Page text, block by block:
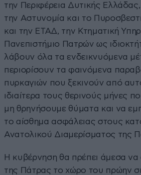
την Περιφέρεια Δυτικής
την Αστυνομία και το
και την ΕΤΑΔ, την Κτηματική
Πανεπιστήμιο Πατρών ως
λάβουν όλα τα ενδεικνυόμενα
περιορίσουν τα φαινόμενα
πυρκαγιών που ξεκινούν από
ιδιαίτερα τους θερινούς μήνες
μη θρηνήσουμε θύματα και να
το αίσθημα ασφάλειας στους
Ανατολικού Διαμερίσματος της
Η κυβέρνηση θα πρέπει άμεσα να
της Πάτρας το χώρο του πρώην